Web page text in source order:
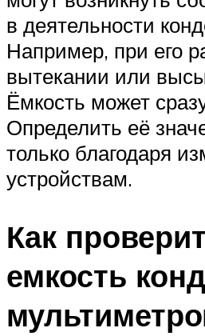
в деятельности
Например, при его
вытекании или
Ёмкость может
Определить её
только благодаря
устройствам.
Как
емкость